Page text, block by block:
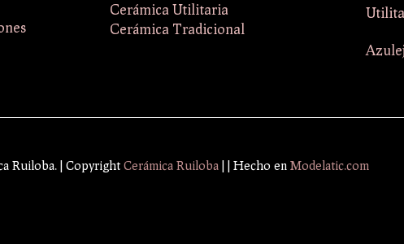
Cerámica Utilitaria
Cerámica Tradicional
Ruiloba. | Copyright Cerámica Ruiloba | | Hecho en Modelatic.com